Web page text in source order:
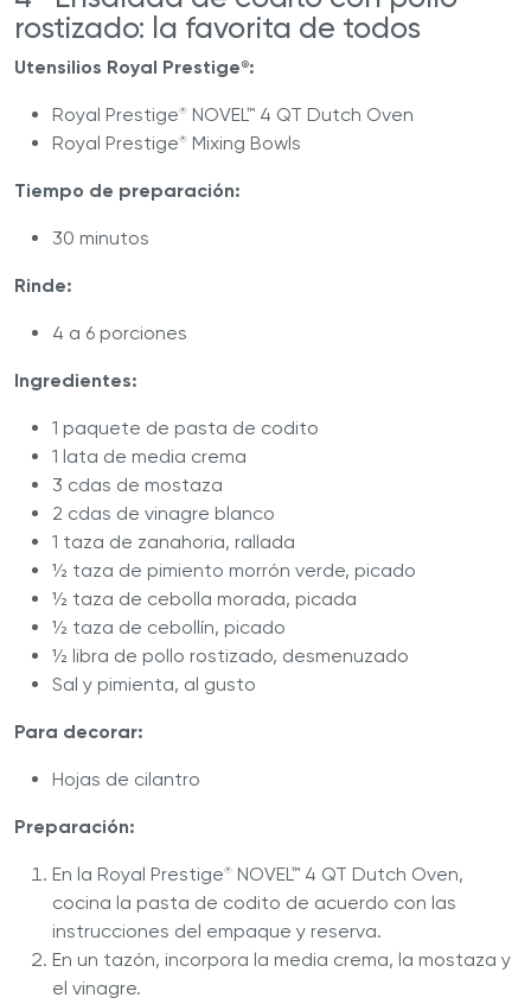
rostizado: la favorita de todos
Utensilios Royal Prestige ®:
Royal Prestige® NOVEL™ 4 QT Dutch Oven
Royal Prestige® Mixing Bowls
Tiempo de preparación:
30 minutos
Rinde:
4 a 6 porciones
Ingredientes:
1 paquete de pasta de codito
1 lata de media crema
3 cdas de mostaza
2 cdas de vinagre blanco
1 taza de zanahoria, rallada
½ taza de pimiento morrón verde, picado
½ taza de cebolla morada, picada
½ taza de cebollín, picado
½ libra de pollo rostizado, desmenuzado
Sal y pimienta, al gusto
Para decorar:
Hojas de cilantro
Preparación:
En la Royal Prestige® NOVEL™ 4 QT Dutch Oven,
cocina la pasta de codito de acuerdo con las
instrucciones del empaque y reserva.
En un tazón, incorpora la media crema, la mostaza y
el vinagre.